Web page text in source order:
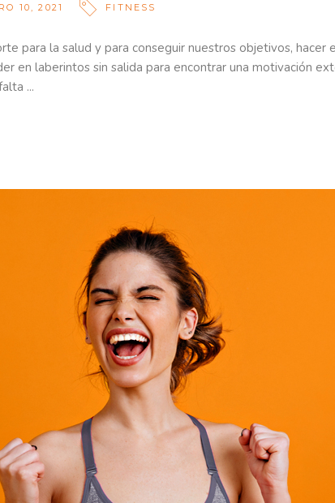
10, 2021 FITNESS
para la salud y para conseguir nuestros objetivos, hacer
en laberintos sin salida para encontrar una motivación